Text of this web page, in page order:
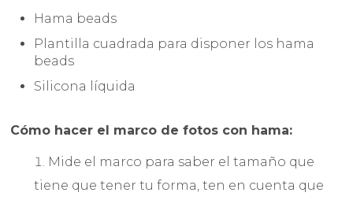
Hama beads
Plantilla cuadrada para disponer los hama
beads
Silicona líquida
Cómo hacer el marco de fotos con hama:
Mide el marco para saber el tamaño que
tiene que tener tu forma, ten en cuenta que